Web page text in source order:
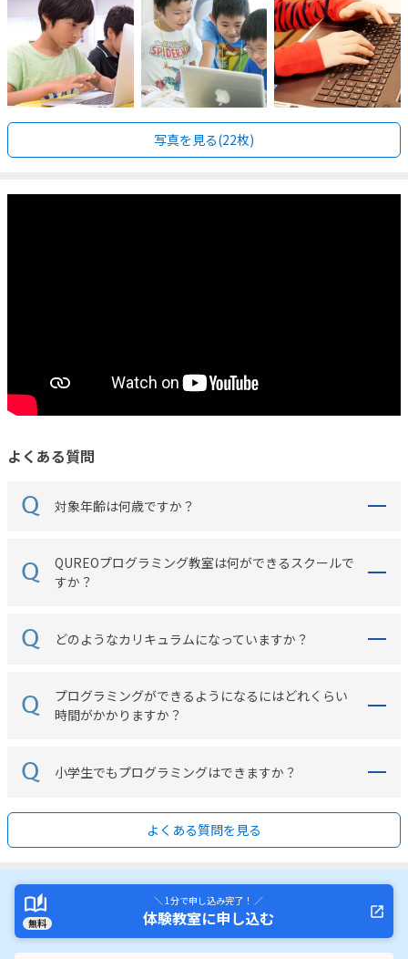
写真を見る(22枚)
よくある質問
対象年齢は何歳ですか？
QUREOプログラミング教室は何ができるスクールで
すか？
どのようなカリキュラムになっていますか？
プログラミングができるようになるにはどれくらい
時間がかかりますか？
小学生でもプログラミングはできますか？
よくある質問を見る
無料
＼ 1分で申し込み完了！ ／
体験教室に申し込む